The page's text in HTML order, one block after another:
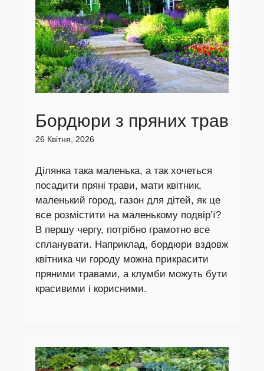
Бордюри з пряних трав
26 Квітня, 2026
Ділянка така маленька, а так хочеться
посадити пряні трави, мати квітник,
маленький город, газон для дітей, як це
все розмістити на маленькому подвір’ї?
В першу чергу, потрібно грамотно все
спланувати. Наприклад, бордюри вздовж
квітника чи городу можна прикрасити
пряними травами, а клумби можуть бути
красивими і корисними.